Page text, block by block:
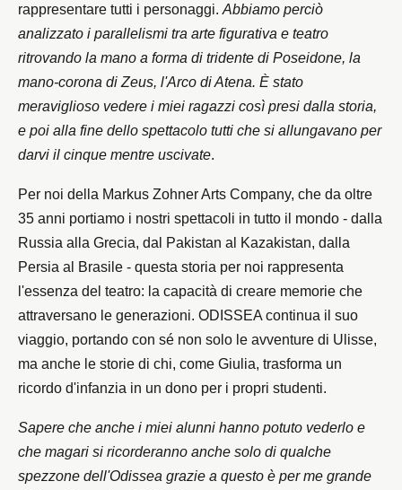
rappresentare tutti i personaggi.Abbiamo perciò
analizzato i parallelismi tra arte figurativa e teatro
ritrovando la mano a forma di tridente di Poseidone, la
mano-corona di Zeus, l'Arco di Atena. È stato
meraviglioso vedere i miei ragazzi così presi dalla storia,
e poi alla fine dello spettacolo tutti che si allungavano per
darvi il cinque mentre uscivate.
Per noi della Markus Zohner Arts Company, che da oltre
35 anni portiamo i nostri spettacoli in tutto il mondo - dalla
Russia alla Grecia, dal Pakistan al Kazakistan, dalla
Persia al Brasile - questa storia per noi rappresenta
l'essenza del teatro: la capacità di creare memorie che
attraversano le generazioni. ODISSEA continua il suo
viaggio, portando con sé non solo le avventure di Ulisse,
ma anche le storie di chi, come Giulia, trasforma un
ricordo d'infanzia in un dono per i propri studenti.
Sapere che anche i miei alunni hanno potuto vederlo e
che magari si ricorderanno anche solo di qualche
spezzone dell'Odissea grazie a questo è per me grande